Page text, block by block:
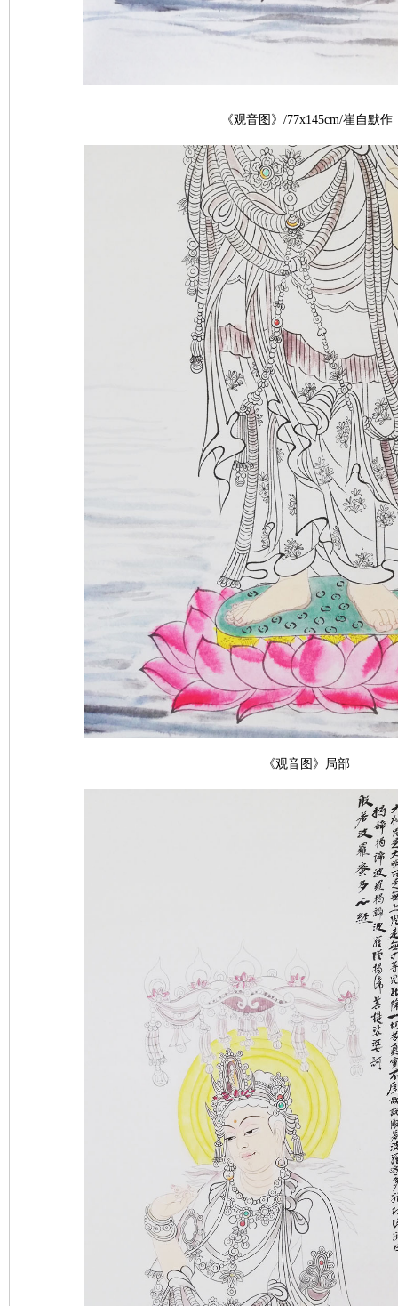
《观音图》/77x145cm/崔自默作
《观音图》 局部